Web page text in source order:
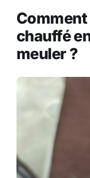
chauffé
meuler ?